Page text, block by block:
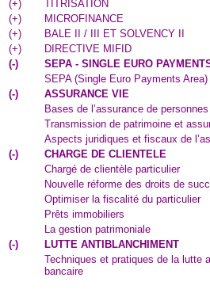
(+)
TITRISATION
(+)
MICROFINANCE
(+)
BALE II / III ET SOLVENCY II
(+)
DIRECTIVE MIFID
(-)
SEPA - SINGLE EURO
SEPA (Single Euro Payments Area)
(-)
ASSURANCE VIE
Bases de l’assurance de personnes
Transmission de patrimoine et
Aspects juridiques et fiscaux de
(-)
CHARGE DE CLIENTELE
Chargé de clientèle particulier
Nouvelle réforme des droits de
Optimiser la fiscalité du particulier
Prêts immobiliers
La gestion patrimoniale
(-)
LUTTE ANTIBLANCHIMENT
Techniques et pratiques de la lutte
bancaire